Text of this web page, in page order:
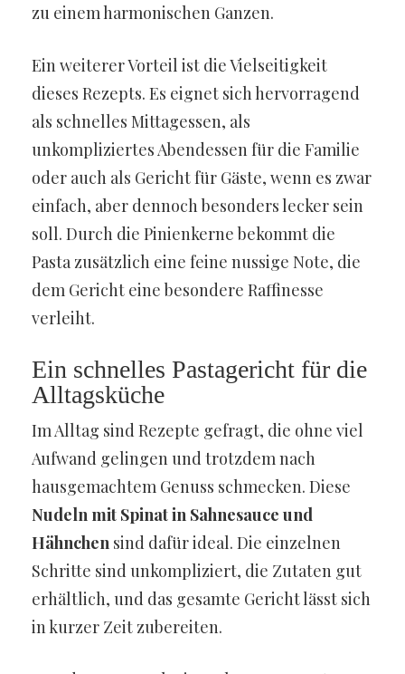
zu einem harmonischen Ganzen.
Ein weiterer Vorteil ist die Vielseitigkeit
dieses Rezepts. Es eignet sich hervorragend
als schnelles Mittagessen, als
unkompliziertes Abendessen für die Familie
oder auch als Gericht für Gäste, wenn es zwar
einfach, aber dennoch besonders lecker sein
soll. Durch die Pinienkerne bekommt die
Pasta zusätzlich eine feine nussige Note, die
dem Gericht eine besondere Raffinesse
verleiht.
Ein schnelles Pastagericht für die
Alltagsküche
Im Alltag sind Rezepte gefragt, die ohne viel
Aufwand gelingen und trotzdem nach
hausgemachtem Genuss schmecken. Diese
Nudeln mit Spinat in Sahnesauce und
Hähnchen sind dafür ideal. Die einzelnen
Schritte sind unkompliziert, die Zutaten gut
erhältlich, und das gesamte Gericht lässt sich
in kurzer Zeit zubereiten.